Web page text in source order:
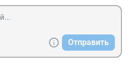
Отправить